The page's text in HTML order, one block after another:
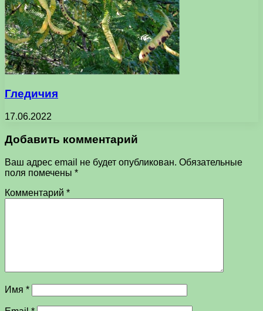
Гледичия
17.06.2022
Добавить комментарий
Ваш адрес email не будет опубликован. Обязательные
поля помечены *
Комментарий *
Имя *